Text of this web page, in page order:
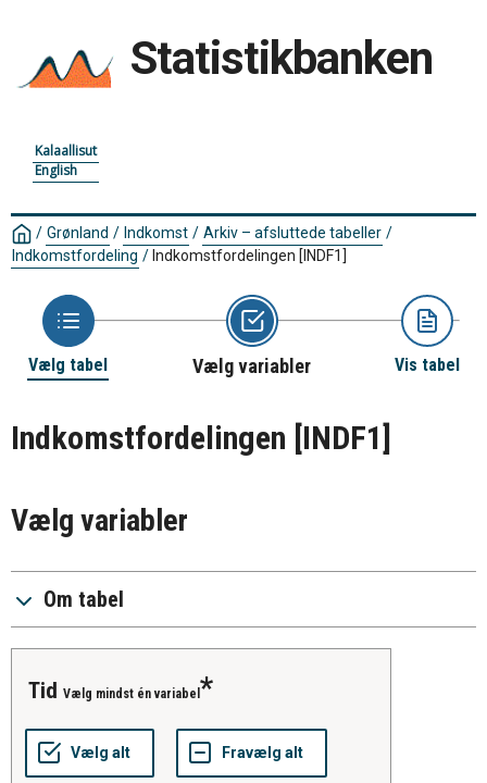
Statistikbanken
Kalaallisut
English
/ Grønland / Indkomst / Arkiv – afsluttede tabeller /
Indkomstfordeling / Indkomstfordelingen [INDF1]
Vælg tabel Vælg variabler Vis tabel
Indkomstfordelingen [INDF1]
Vælg variabler
Om tabel
tid Vælg mindst én variabel